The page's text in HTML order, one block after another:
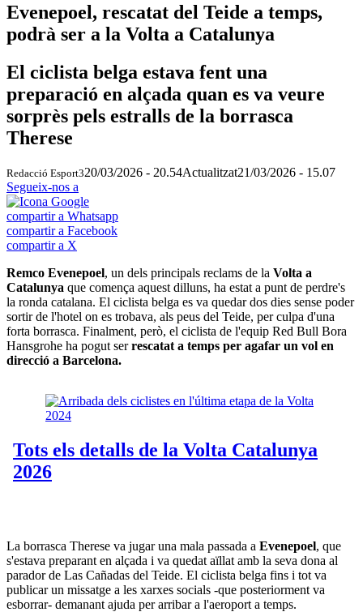
Evenepoel, rescatat del Teide a temps,
podrà ser a la Volta a Catalunya
El ciclista belga estava fent una
preparació en alçada quan es va veure
sorprès pels estralls de la borrasca
Therese
Redacció Esport320/03/2026 - 20.54Actualitzat21/03/2026 - 15.07
Segueix-nos a
compartir a Whatsapp
compartir a Facebook
compartir a X
Remco Evenepoel, un dels principals reclams de la Volta a
Catalunya que comença aquest dilluns, ha estat a punt de perdre's
la ronda catalana. El ciclista belga es va quedar dos dies sense poder
sortir de l'hotel on es trobava, als peus del Teide, per culpa d'una
forta borrasca. Finalment, però, el ciclista de l'equip Red Bull Bora
Hansgrohe ha pogut serrescatat a temps per agafar un vol en
direcció a Barcelona.
La borrasca Therese va jugar una mala passada a Evenepoel, que
s'estava preparant en alçada i va quedat aïllat amb la seva dona al
parador de Las Cañadas del Teide. El ciclista belga fins i tot va
publicar un missatge a les xarxes socials -que posteriorment va
esborrar- demanant ajuda per arribar a l'aeroport a temps.